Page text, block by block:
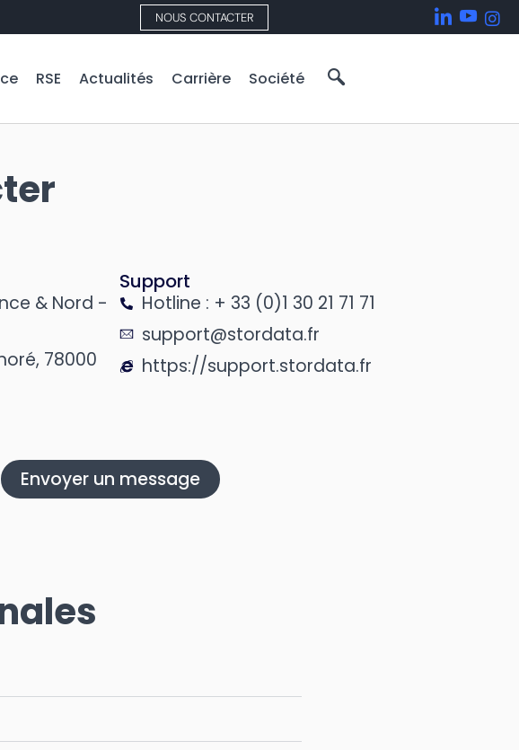
NOUS CONTACTER
RSE Actualités Carrière Société
& Nord -
78000
Support
Hotline : + 33 (0)1 30 21 71 71
support@stordata.fr
https://support.stordata.fr
Envoyer un message